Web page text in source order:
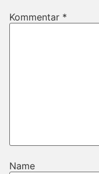
Kommentar *
Name